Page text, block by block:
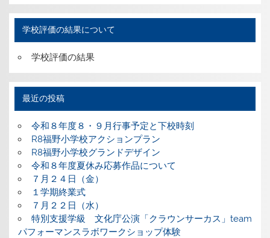
学校評価の結果について
学校評価の結果
最近の投稿
令和８年度８・９月行事予定と下校時刻
R8福野小学校アクションプラン
R8福野小学校グランドデザイン
令和８年度夏休み応募作品について
７月２４日（金）
１学期終業式
７月２２日（水）
特別支援学級 文化庁公演「クラウンサーカス」team
パフォーマンスラボワークショップ体験